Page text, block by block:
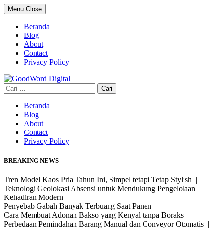
Skip
to
content
Menu Close
Beranda
Blog
About
Contact
Privacy Policy
Cari
untuk:
Beranda
Blog
About
Contact
Privacy Policy
BREAKING NEWS
Tren Model Kaos Pria Tahun Ini, Simpel tetapi Tetap Stylish |
Teknologi Geolokasi Absensi untuk Mendukung Pengelolaan
Kehadiran Modern |
Penyebab Gabah Banyak Terbuang Saat Panen |
Cara Membuat Adonan Bakso yang Kenyal tanpa Boraks |
Perbedaan Pemindahan Barang Manual dan Conveyor Otomatis |